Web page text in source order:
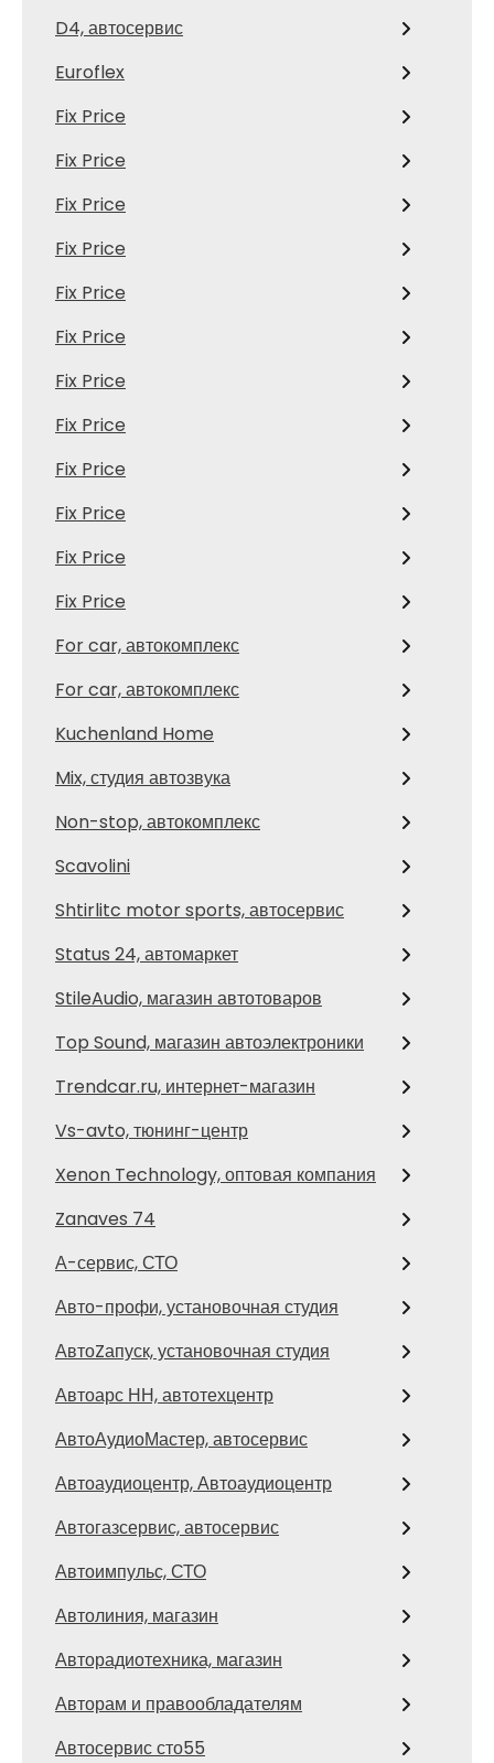
D4, автосервис
Euroflex
Fix Price
Fix Price
Fix Price
Fix Price
Fix Price
Fix Price
Fix Price
Fix Price
Fix Price
Fix Price
Fix Price
Fix Price
For car, автокомплекс
For car, автокомплекс
Kuchenland Home
Mix, студия автозвука
Non-stop, автокомплекс
Scavolini
Shtirlitc motor sports, автосервис
Status 24, автомаркет
StileAudio, магазин автотоваров
Top Sound, магазин автоэлектроники
Trendcar.ru, интернет-магазин
Vs-avto, тюнинг-центр
Xenon Technology, оптовая компания
Zanaves 74
А-сервис, СТО
Авто-профи, установочная студия
АвтоZапуск, установочная студия
Автоарс НН, автотехцентр
АвтоАудиоМастер, автосервис
Автоаудиоцентр, Автоаудиоцентр
Автогазсервис, автосервис
Автоимпульс, СТО
Автолиния, магазин
Авторадиотехника, магазин
Авторам и правообладателям
Автосервис сто55